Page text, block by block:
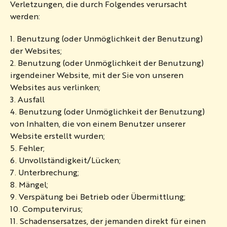
Verletzungen, die durch Folgendes verursacht
werden:
1. Benutzung (oder Unmöglichkeit der Benutzung)
der Websites;
2. Benutzung (oder Unmöglichkeit der Benutzung)
irgendeiner Website, mit der Sie von unseren
Websites aus verlinken;
3. Ausfall
4. Benutzung (oder Unmöglichkeit der Benutzung)
von Inhalten, die von einem Benutzer unserer
Website erstellt wurden;
5. Fehler;
6. Unvollständigkeit/Lücken;
7. Unterbrechung;
8. Mängel;
9. Verspätung bei Betrieb oder Übermittlung;
10. Computervirus;
11. Schadensersatzes, der jemanden direkt für einen